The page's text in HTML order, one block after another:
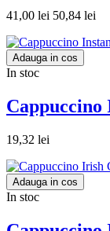
41,00 lei 50,84 lei
Adauga in cos
In stoc
Cappuccino
19,32 lei
Adauga in cos
In stoc